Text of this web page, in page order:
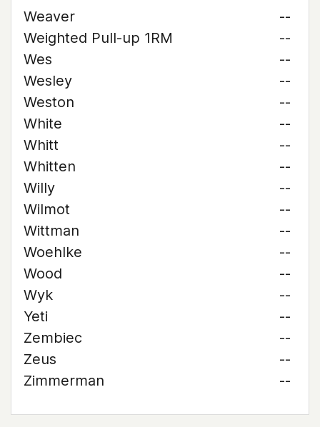
Weaver
--
Weighted Pull-up 1RM
--
Wes
--
Wesley
--
Weston
--
White
--
Whitt
--
Whitten
--
Willy
--
Wilmot
--
Wittman
--
Woehlke
--
Wood
--
Wyk
--
Yeti
--
Zembiec
--
Zeus
--
Zimmerman
--